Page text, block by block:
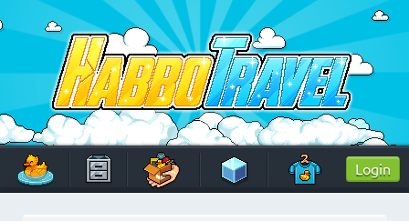
to
content
HabboTravel
Un viaggio di pixel!
Login